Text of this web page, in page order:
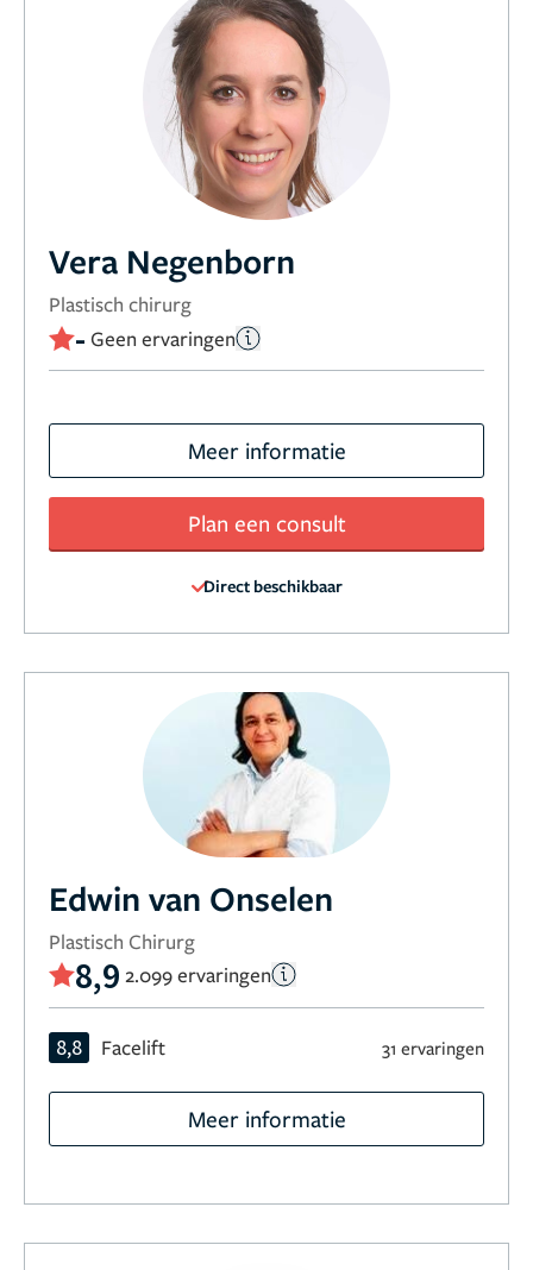
Vera Negenborn
Plastisch chirurg
- Geen ervaringen
Meer informatie
Plan een consult
Direct beschikbaar
Edwin van Onselen
Plastisch Chirurg
8,9 2.099 ervaringen
8,8 Facelift 31 ervaringen
Meer informatie